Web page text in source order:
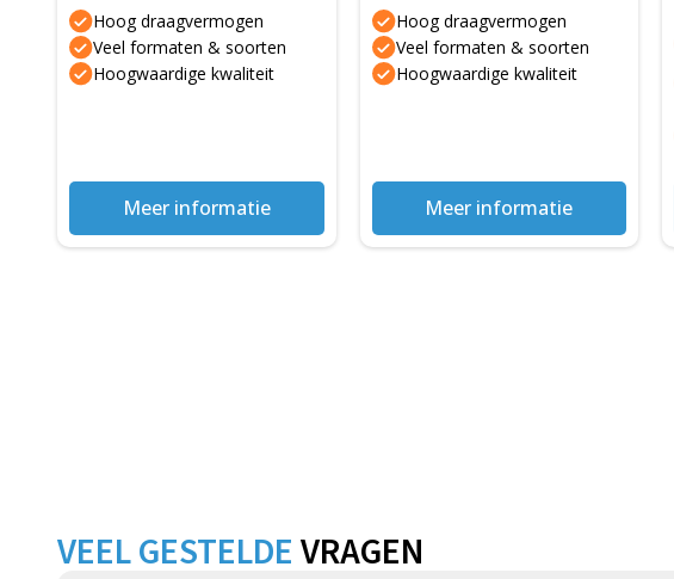
Hoog draagvermogen
Veel formaten & soorten
Hoogwaardige kwaliteit
Meer informatie
Hoog draagvermogen
Veel formaten & soorten
Hoogwaardige kwaliteit
Meer informatie
VEEL GESTELDEVRAGEN